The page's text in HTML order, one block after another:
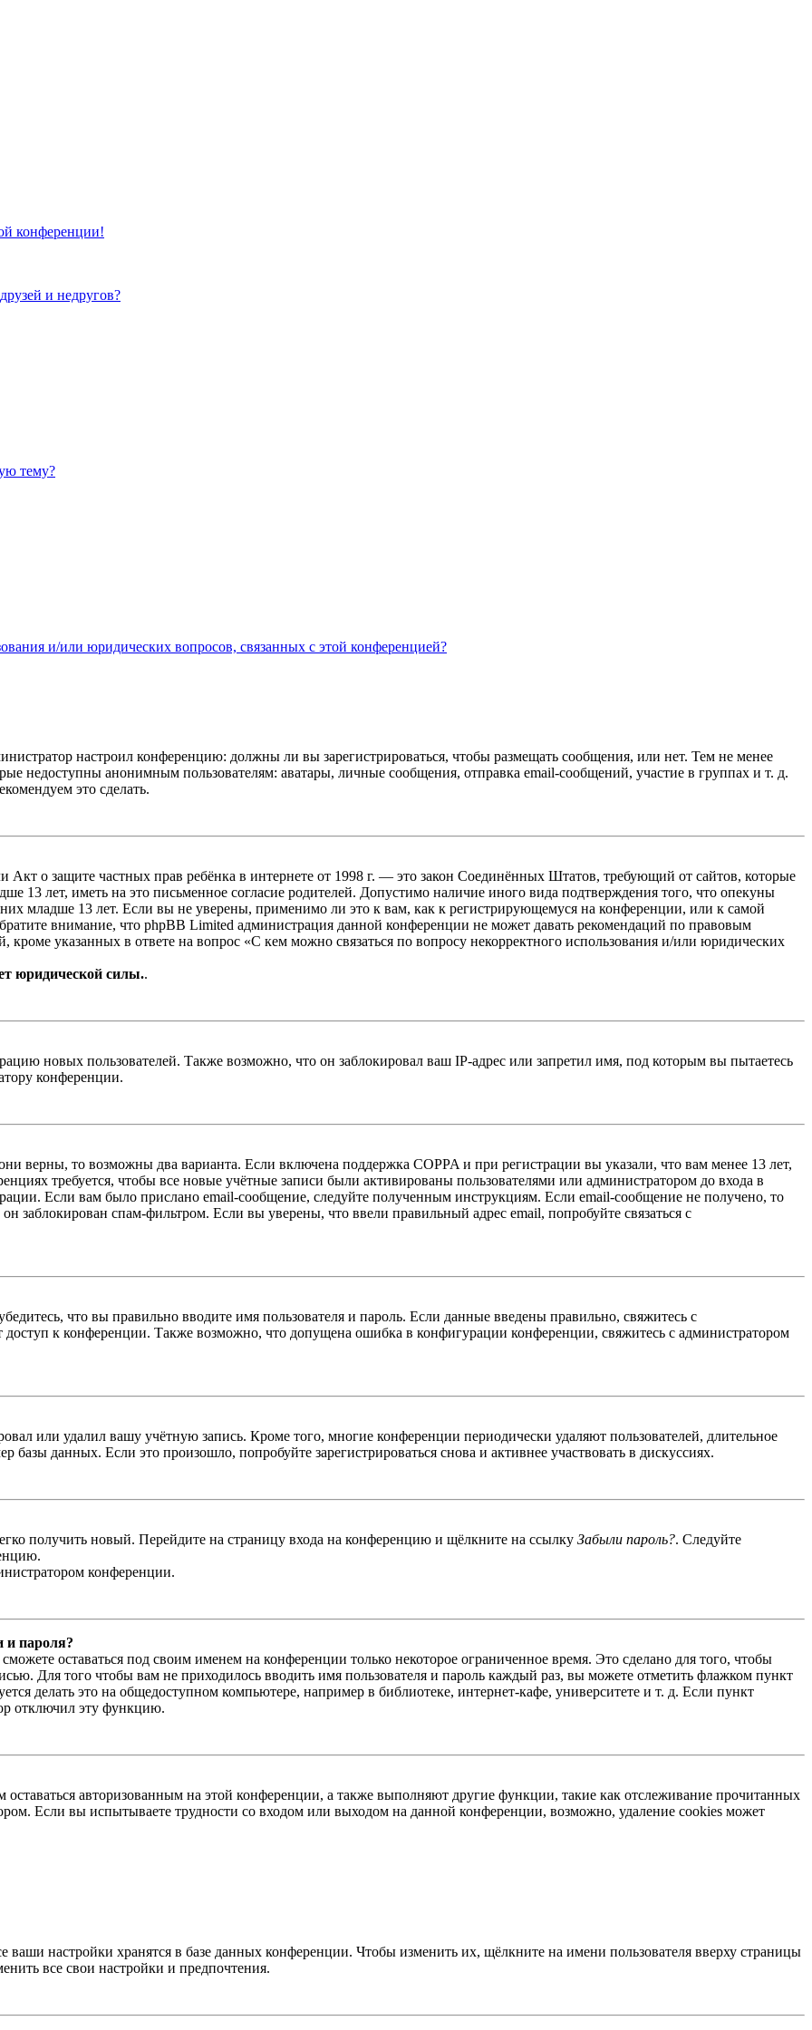
конференции!
и недругов?
тему?
и/или юридических вопросов, связанных с этой конференцией?
настроил конференцию: должны ли вы зарегистрироваться, чтобы размещать сообщения, или нет. Тем не менее
недоступны анонимным пользователям: аватары, личные сообщения, отправка email-сообщений, участие в группах и т. д.
это сделать.
Акт о защите частных прав ребёнка в интернете от 1998 г. — это закон Соединённых Штатов, требующий от сайтов, которые
13 лет, иметь на это письменное согласие родителей. Допустимо наличие иного вида подтверждения того, что опекуны
младше 13 лет. Если вы не уверены, применимо ли это к вам, как к регистрирующемуся на конференции, или к самой
внимание, что phpBB Limited администрация данной конференции не может давать рекомендаций по правовым
указанных в ответе на вопрос «С кем можно связаться по вопросу некорректного использования и/или юридических
юридической силы..
новых пользователей. Также возможно, что он заблокировал ваш IP-адрес или запретил имя, под которым вы пытаетесь
конференции.
верны, то возможны два варианта. Если включена поддержка COPPA и при регистрации вы указали, что вам менее 13 лет,
требуется, чтобы все новые учётные записи были активированы пользователями или администратором до входа в
Если вам было прислано email-сообщение, следуйте полученным инструкциям. Если email-сообщение не получено, то
заблокирован спам-фильтром. Если вы уверены, что ввели правильный адрес email, попробуйте связаться с
что вы правильно вводите имя пользователя и пароль. Если данные введены правильно, свяжитесь с
к конференции. Также возможно, что допущена ошибка в конфигурации конференции, свяжитесь с администратором
или удалил вашу учётную запись. Кроме того, многие конференции периодически удаляют пользователей, длительное
данных. Если это произошло, попробуйте зарегистрироваться снова и активнее участвовать в дискуссиях.
получить новый. Перейдите на страницу входа на конференцию и щёлкните на ссылку Забыли пароль?. Следуйте
конференции.
и пароля?
оставаться под своим именем на конференции только некоторое ограниченное время. Это сделано для того, чтобы
Для того чтобы вам не приходилось вводить имя пользователя и пароль каждый раз, вы можете отметить флажком пункт
делать это на общедоступном компьютере, например в библиотеке, интернет-кафе, университете и т. д. Если пункт
отключил эту функцию.
оставаться авторизованным на этой конференции, а также выполняют другие функции, такие как отслеживание прочитанных
Если вы испытываете трудности со входом или выходом на данной конференции, возможно, удаление cookies может
ваши настройки хранятся в базе данных конференции. Чтобы изменить их, щёлкните на имени пользователя вверху страницы
все свои настройки и предпочтения.